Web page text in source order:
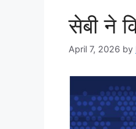
सेबी ने
April 7, 2026 by